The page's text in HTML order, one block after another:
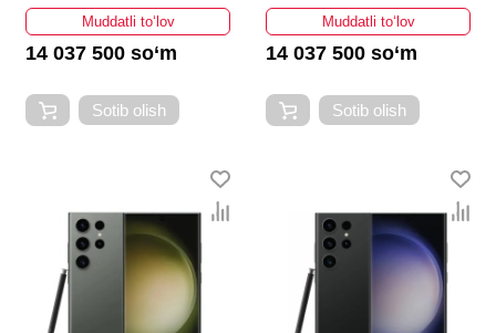
Muddatli to‘lov
14 037 500 so‘m
Sotib olish
Muddatli to‘lov
14 037 500 so‘m
Sotib olish